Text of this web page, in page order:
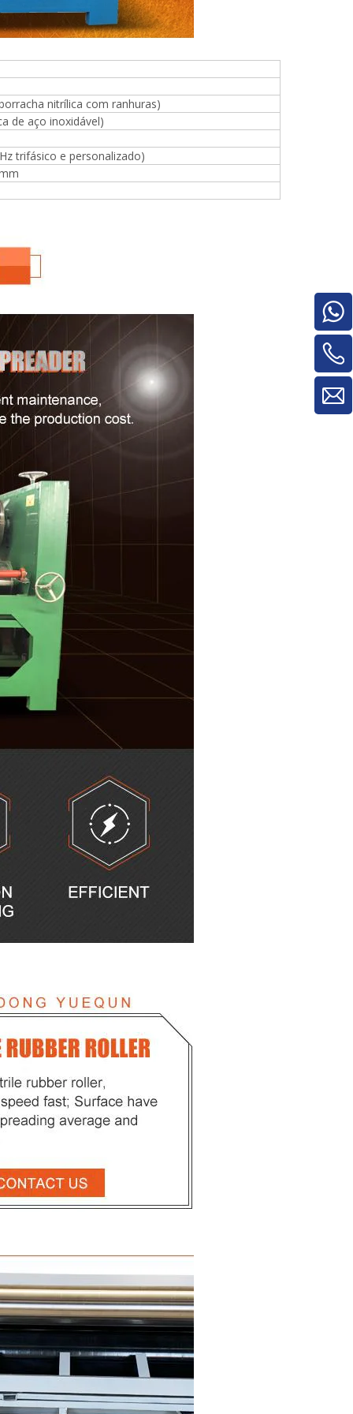
Pilha de madeira compensada para
máquinas para trabalhar madeira para
material/máquina de rotatividade de
nitrílica com ranhuras)
de aço inoxidável)
trifásico e personalizado)